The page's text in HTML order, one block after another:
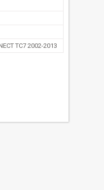
TC7 2002-2013